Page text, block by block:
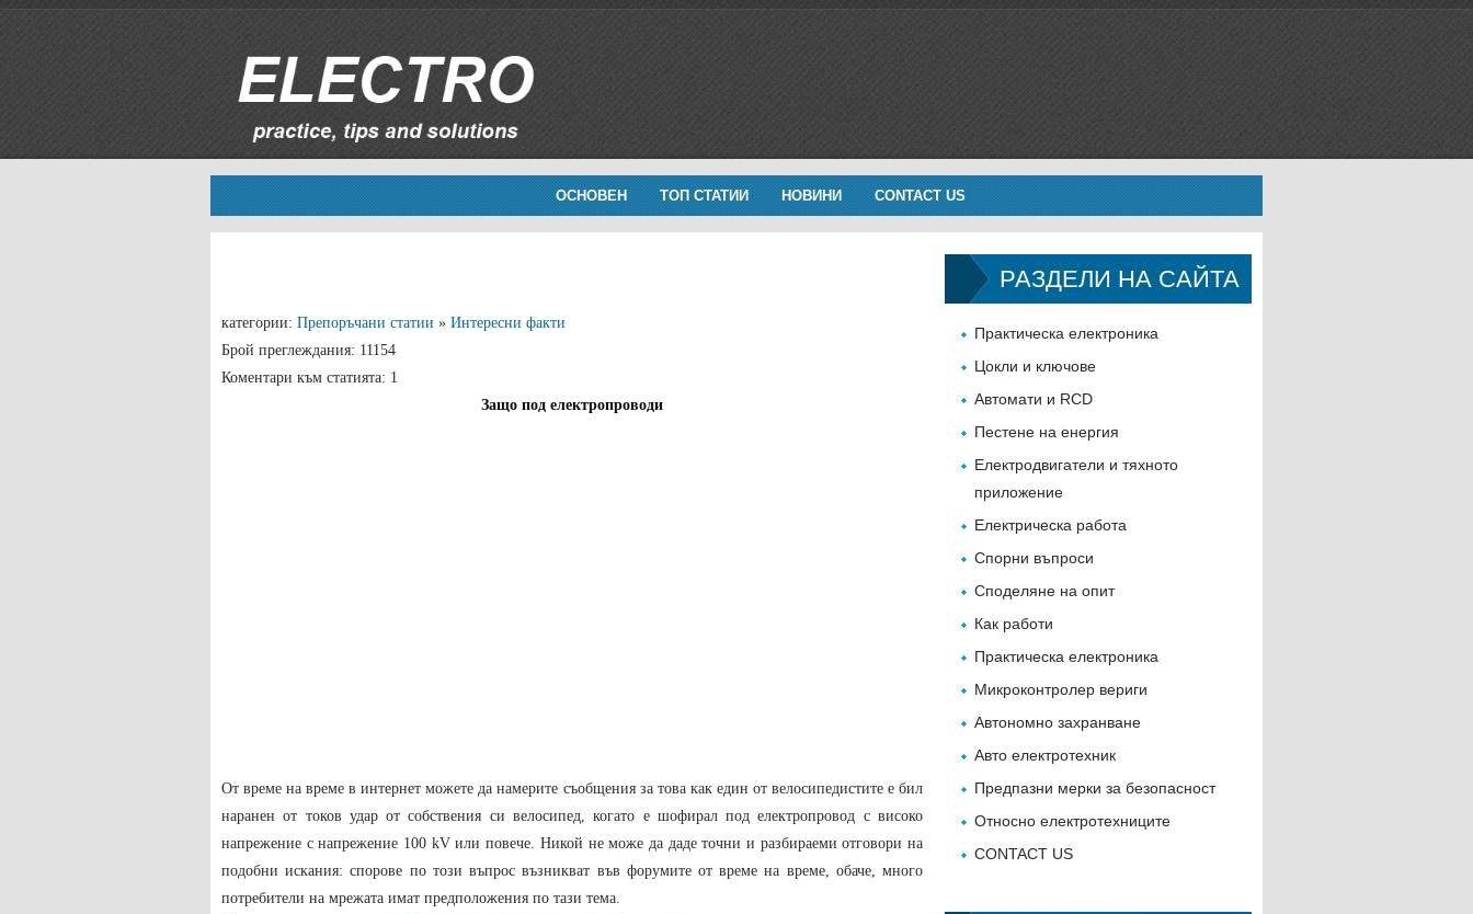
ОСНОВЕН ТОП СТАТИИ НОВИНИ CONTACT US
категории: Препоръчани статии » Интересни факти
Брой преглеждания: 11154
Коментари към статията: 1
Защо под електропроводи
От време на време в интернет можете да намерите съобщения за това как един от велосипедистите е бил
наранен от токов удар от собствения си велосипед, когато е шофирал под електропровод с високо
напрежение с напрежение 100 kV или повече. Никой не може да даде точни и разбираеми отговори на
подобни искания: спорове по този въпрос възникват във форумите от време на време, обаче, много
потребители на мрежата имат предположения по тази тема.
РАЗДЕЛИ НА САЙТА
Практическа електроника
Цокли и ключове
Автомати и RCD
Пестене на енергия
Електродвигатели и тяхното
приложение
Електрическа работа
Спорни въпроси
Споделяне на опит
Как работи
Практическа електроника
Микроконтролер вериги
Автономно захранване
Авто електротехник
Предпазни мерки за безопасност
Относно електротехниците
CONTACT US